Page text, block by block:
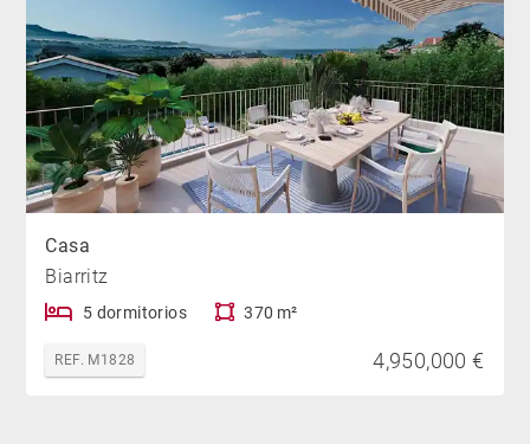
Casa
Biarritz
5 dormitorios 370 m²
REF. M1828 4,950,000 €